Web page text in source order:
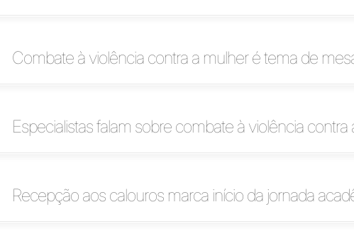
Combate à violência contra a mulher é tema de
Especialistas falam sobre combate à violência contra
Recepção aos calouros marca início da jornada